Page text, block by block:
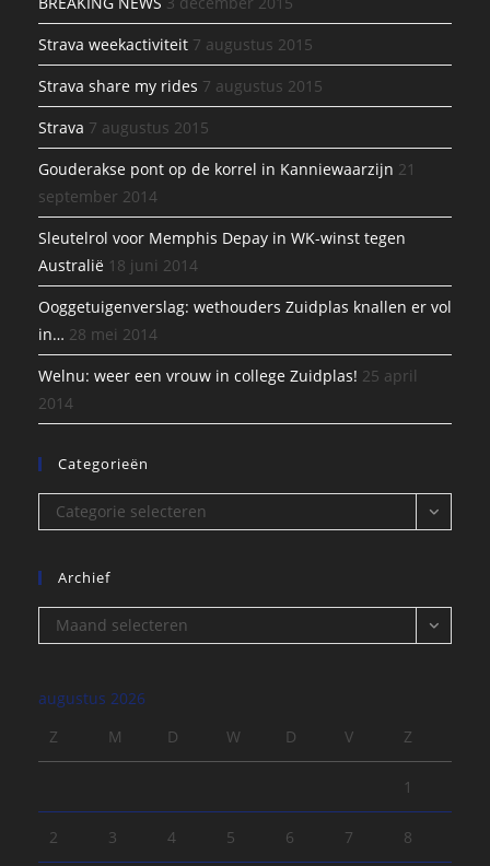
Strava weekactiviteit 7 augustus 2015
Strava share my rides 7 augustus 2015
Strava 7 augustus 2015
Gouderakse pont op de korrel in Kanniewaarzijn 21
september 2014
Sleutelrol voor Memphis Depay in WK-winst tegen
Australië 18 juni 2014
Ooggetuigenverslag: wethouders Zuidplas knallen er vol
in… 28 mei 2014
Welnu: weer een vrouw in college Zuidplas! 25 april
2014
Categorieën
Categorieën
Categorie selecteren
Archief
Archief
Maand selecteren
augustus 2026
Z
M D W D V Z
1
2 3 4 5 6 7 8